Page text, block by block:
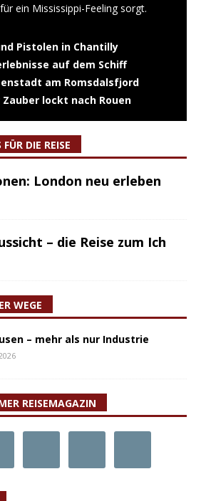
ein Mississippi-Feeling sorgt.
Pistolen in Chantilly
auf dem Schiff
am Romsdalsfjord
lockt nach Rouen
DIE REISE
London neu erleben
– die Reise zum Ich
WEGE
– mehr als nur Industrie
REISEMAGAZIN